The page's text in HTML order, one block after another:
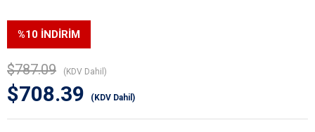
%10 İNDIRIM
$787.09 (KDV Dahil)
$708.39 (KDV Dahil)